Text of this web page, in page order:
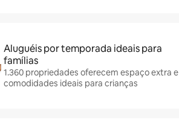
Aluguéis por temporada ideais para
famílias
1.360 propriedades oferecem espaço extra e
comodidades ideais para crianças